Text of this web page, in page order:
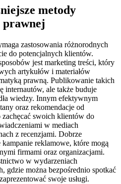
metody
zastosowania różnorodnych
do potencjalnych klientów.
jest marketing treści, który
artykułów i materiałów
prawną. Publikowanie takich
internautów, ale także buduje
wiedzy. Innym efektywnym
oraz rekomendacje od
swoich klientów do
w mediach
z recenzjami. Dobrze
reklamowe, które mogą
firmami oraz organizacjami.
w wydarzeniach
gdzie można bezpośrednio spotkać
swoje usługi.